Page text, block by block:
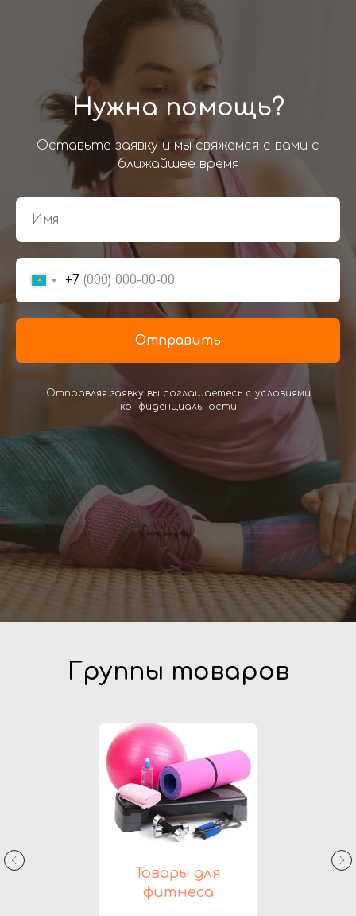
Нужна помощь?
Оставьте заявку и мы свяжемся с вами с
ближайшее время
+7
Отправить
Отправляя заявку вы соглашаетесь с условиями
конфиденциальности
Группы товаров
Товары для
фитнеса